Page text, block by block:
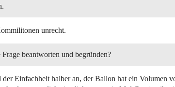
unrecht.
beantworten und begründen?
der Einfachheit halber an, der Ballon hat ein Volumen